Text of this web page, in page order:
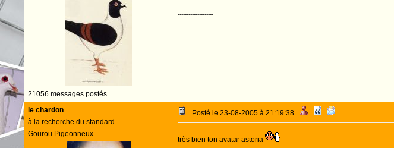
21056 messages postés
--------------------
le chardon
à la recherche du standard
Gourou Pigeonneux
Posté le 23-08-2005 à 21:19:38
très bien ton avatar astoria